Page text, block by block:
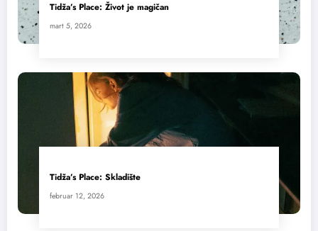
Tidža’s Place: Život je magičan
mart 5, 2026
Tidža’s Place: Skladište
februar 12, 2026